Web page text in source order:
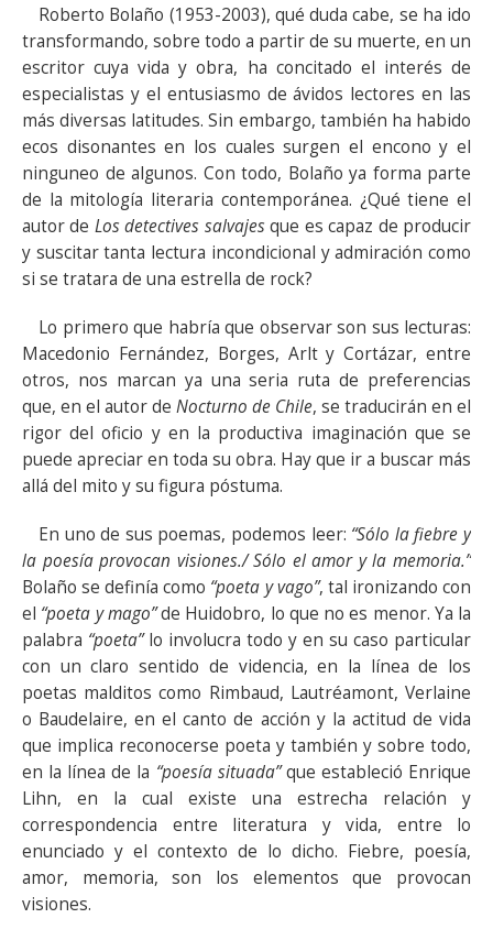
Roberto Bolaño (1953-2003), qué duda cabe, se ha ido
transformando, sobre todo a partir de su muerte, en un
escritor cuya vida y obra, ha concitado el interés de
especialistas y el entusiasmo de ávidos lectores en las
más diversas latitudes. Sin embargo, también ha habido
ecos disonantes en los cuales surgen el encono y el
ninguneo de algunos. Con todo, Bolaño ya forma parte
de la mitología literaria contemporánea. ¿Qué tiene el
autor de Los detectives salvajesque es capaz de producir
y suscitar tanta lectura incondicional y admiración como
si se tratara de una estrella de rock?
Lo primero que habría que observar son sus lecturas:
Macedonio Fernández, Borges, Arlt y Cortázar, entre
otros, nos marcan ya una seria ruta de preferencias
que, en el autor de Nocturno de Chile, se traducirán en el
rigor del oficio y en la productiva imaginación que se
puede apreciar en toda su obra. Hay que ir a buscar más
allá del mito y su figura póstuma.
En uno de sus poemas, podemos leer: “Sólo la fiebre y
la poesía provocan visiones./ Sólo el amor y la memoria.”
Bolaño se definía como “poeta y vago”, tal ironizando con
el “poeta y mago”de Huidobro, lo que no es menor. Ya la
palabra “poeta”lo involucra todo y en su caso particular
con un claro sentido de videncia, en la línea de los
poetas malditos como Rimbaud, Lautréamont, Verlaine
o Baudelaire, en el canto de acción y la actitud de vida
que implica reconocerse poeta y también y sobre todo,
en la línea de la “poesía situada”que estableció Enrique
Lihn, en la cual existe una estrecha relación y
correspondencia entre literatura y vida, entre lo
enunciado y el contexto de lo dicho. Fiebre, poesía,
amor, memoria, son los elementos que provocan
visiones.